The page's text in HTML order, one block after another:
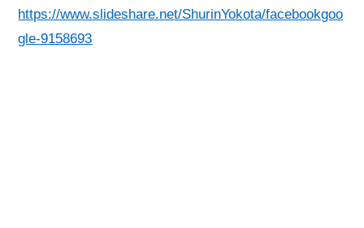
https://www.slideshare.net/ShurinYokota/facebookgoo
gle-9158693